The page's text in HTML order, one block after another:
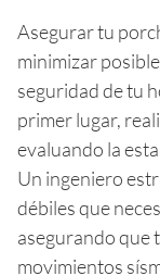
Asegurar tu
minimizar
seguridad de tu
primer lugar,
evaluando la
Un ingeniero
débiles que
asegurando que
movimientos